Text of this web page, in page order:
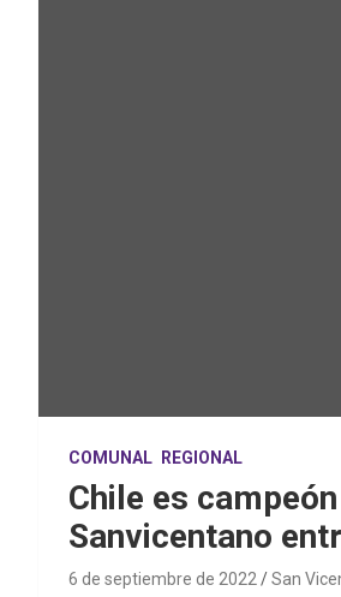
COMUNAL REGIONAL
Chile es
Sanvicentano
6 de septiembre de 2022 San